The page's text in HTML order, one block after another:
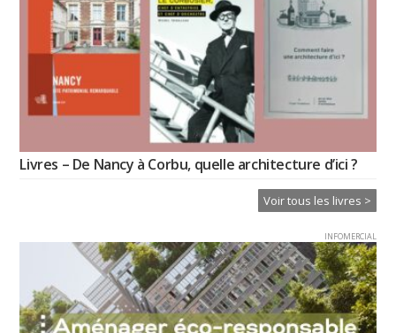
Livres – De Nancy à Corbu, quelle architecture d’ici ?
Voir tous les livres >
INFOMERCIAL